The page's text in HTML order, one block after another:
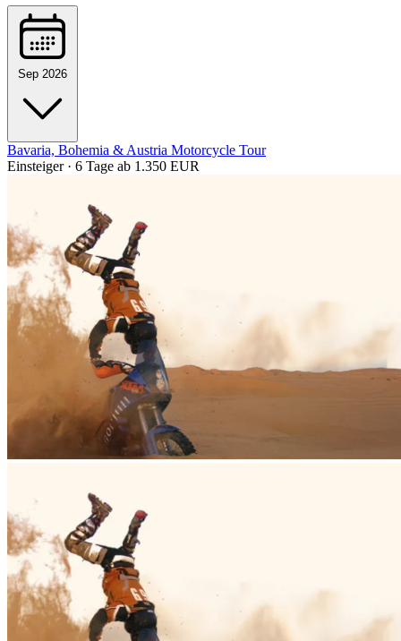
Sep 2026
Bavaria, Bohemia & Austria Motorcycle Tour
Einsteiger · 6 Tage ab 1.350 EUR